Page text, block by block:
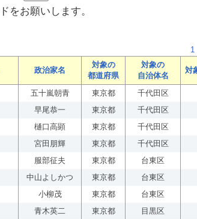
をお願いします。
1
政治家名
対象の
都道府県
対象の
自治体名
対
五十嵐朝青 東京都 千代田区
早尾恭一 東京都 千代田区
樋口高顕 東京都 千代田区
宮田朋輝 東京都 千代田区
服部征夫 東京都 台東区
中山よしかつ 東京都 台東区
小柳茂 東京都 台東区
青木英二 東京都 目黒区